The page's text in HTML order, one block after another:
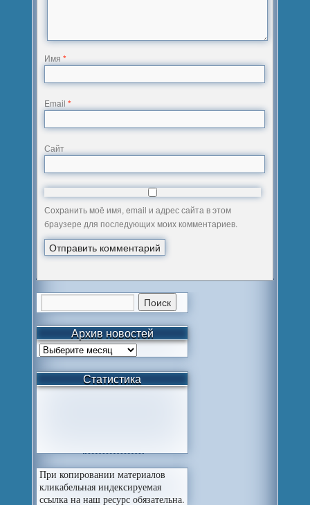
Имя*
Email*
Сайт
Сохранить моё имя, email и адрес сайта в этом
браузере для последующих моих комментариев.
Архив новостей
Статистика
При копировании материалов
кликабельная индексируемая
ссылка на наш ресурс обязательна.